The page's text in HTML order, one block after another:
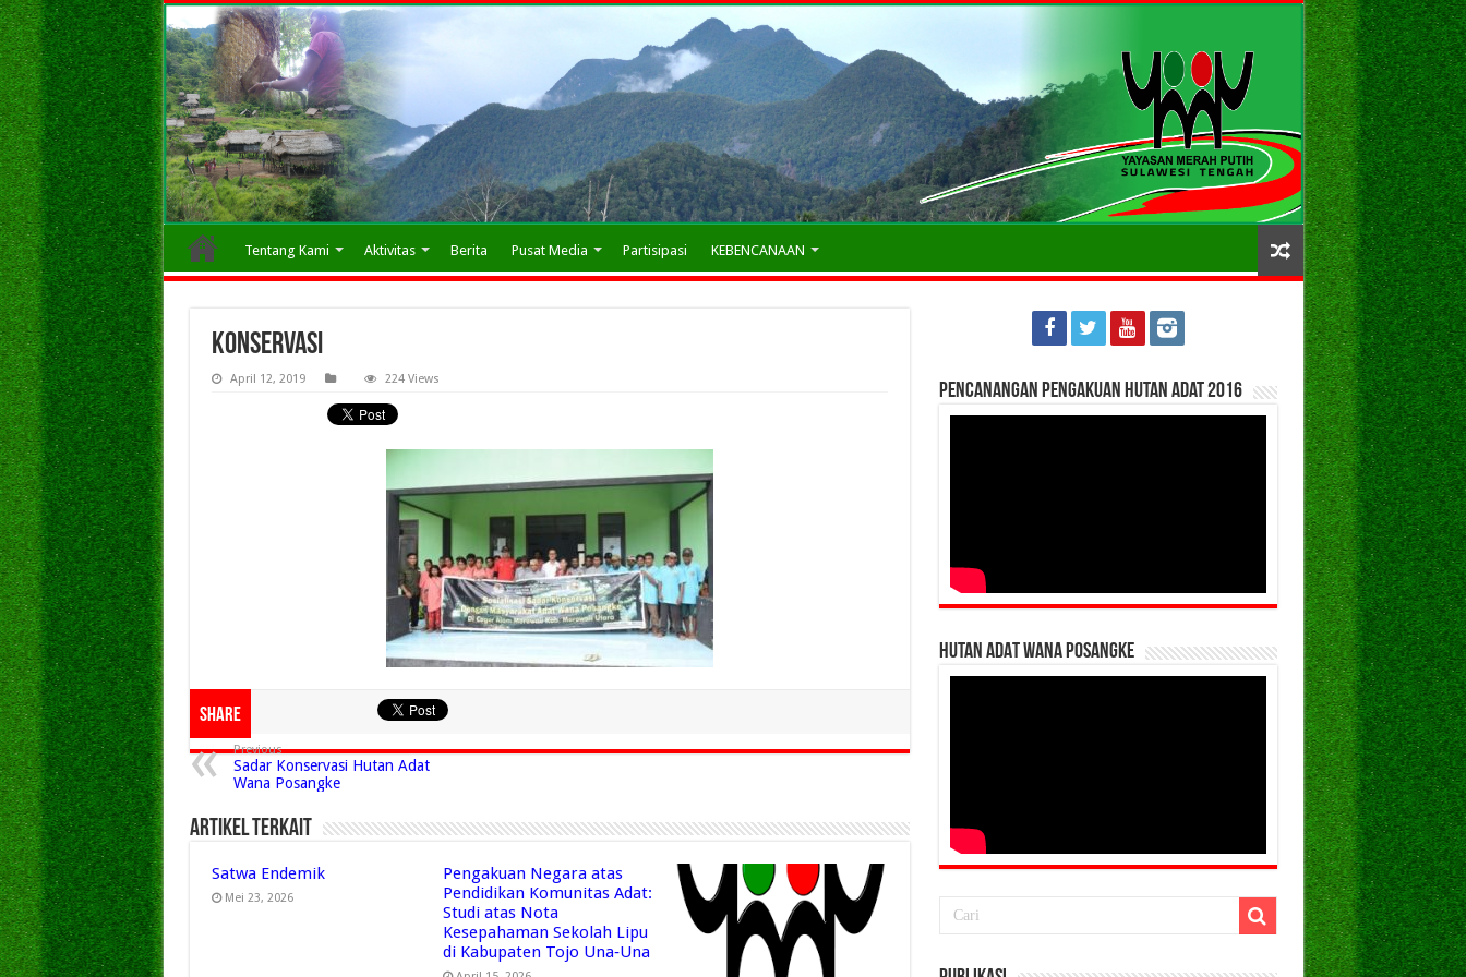
Tentang Kami Aktivitas Berita Pusat Media Partisipasi KEBENCANAAN
konservasi
April 12, 2019 224 Views
Share
Previous
Sadar Konservasi Hutan Adat
Wana Posangke
Artikel Terkait
Satwa Endemik
Mei 23, 2026
Pengakuan Negara atas
Pendidikan Komunitas Adat:
Studi atas Nota
Kesepahaman Sekolah Lipu
di Kabupaten Tojo Una‑Una
Pencanangan Pengakuan Hutan Adat 2016
HUTAN ADAT WANA POSANGKE